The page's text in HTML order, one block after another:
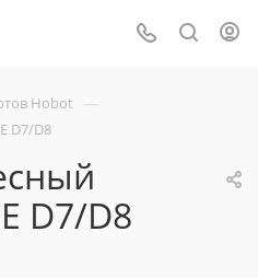
Hobot —
D7/D8
D7/D8